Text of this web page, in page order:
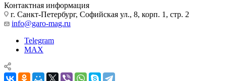
Контактная информация
г. Санкт-Петербург, Софийская ул., 8, корп. 1, стр. 2
info@garo-mag.ru
Telegram
MAX